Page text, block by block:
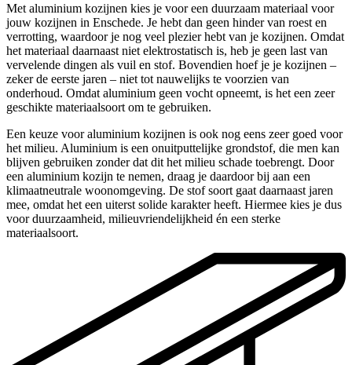
Met aluminium kozijnen kies je voor een duurzaam materiaal voor
jouw kozijnen in Enschede. Je hebt dan geen hinder van roest en
verrotting, waardoor je nog veel plezier hebt van je kozijnen. Omdat
het materiaal daarnaast niet elektrostatisch is, heb je geen last van
vervelende dingen als vuil en stof. Bovendien hoef je je kozijnen –
zeker de eerste jaren – niet tot nauwelijks te voorzien van
onderhoud. Omdat aluminium geen vocht opneemt, is het een zeer
geschikte materiaalsoort om te gebruiken.
Een keuze voor aluminium kozijnen is ook nog eens zeer goed voor
het milieu. Aluminium is een onuitputtelijke grondstof, die men kan
blijven gebruiken zonder dat dit het milieu schade toebrengt. Door
een aluminium kozijn te nemen, draag je daardoor bij aan een
klimaatneutrale woonomgeving. De stof soort gaat daarnaast jaren
mee, omdat het een uiterst solide karakter heeft. Hiermee kies je dus
voor duurzaamheid, milieuvriendelijkheid én een sterke
materiaalsoort.